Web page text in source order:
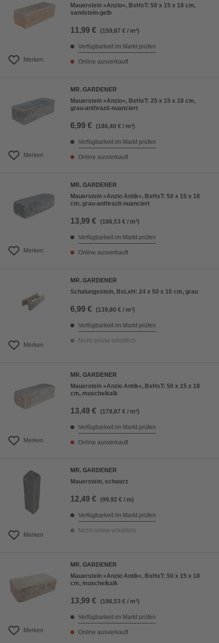
Merken
Mauerstein »Anzio«, BxHxT: 50 x 15 x 18 cm,
sandstein-gelb
11,99 € (159,87 € / m²)
Verfügbarkeit im Markt prüfen
Online ausverkauft
Merken
MR. GARDENER
Mauerstein »Anzio«, BxHxT: 25 x 15 x 18 cm,
grau-anthrazit-nuanciert
6,99 € (186,40 € / m²)
Verfügbarkeit im Markt prüfen
Online ausverkauft
Merken
MR. GARDENER
Mauerstein »Anzio Antik«, BxHxT: 50 x 15 x 18
cm, grau-anthrazit-nuanciert
13,99 € (186,53 € / m²)
Verfügbarkeit im Markt prüfen
Online ausverkauft
Merken
MR. GARDENER
Schalungsstein, BxLxH: 24 x 50 x 10 cm, grau
6,99 € (139,80 € / m²)
Verfügbarkeit im Markt prüfen
Nicht online erhältlich
Merken
MR. GARDENER
Mauerstein »Anzio Antik«, BxHxT: 50 x 15 x 18
cm, muschelkalk
13,49 € (179,87 € / m²)
Verfügbarkeit im Markt prüfen
Online ausverkauft
Merken
MR. GARDENER
Mauerstein, schwarz
12,49 € (99,92 € / m)
Verfügbarkeit im Markt prüfen
Nicht online erhältlich
Merken
MR. GARDENER
Mauerstein »Anzio Antik«, BxHxT: 50 x 15 x 18
cm, muschelkalk
13,99 € (186,53 € / m²)
Verfügbarkeit im Markt prüfen
Online ausverkauft